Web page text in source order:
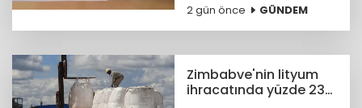
"www.meb.gov.tr"
adresinden erişime açıldı.
2 gün önce GÜNDEM
Zimbabve'nin lityum
ihracatında yüzde 230